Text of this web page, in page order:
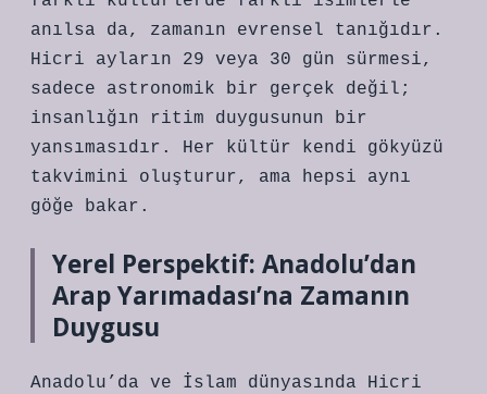
anılsa da, zamanın evrensel tanığıdır.
Hicri ayların 29 veya 30 gün sürmesi,
sadece astronomik bir gerçek değil;
insanlığın ritim duygusunun bir
yansımasıdır. Her kültür kendi gökyüzü
takvimini oluşturur, ama hepsi aynı
göğe bakar.
Yerel Perspektif: Anadolu’dan
Arap Yarımadası’na Zamanın
Duygusu
Anadolu’da ve İslam dünyasında Hicri